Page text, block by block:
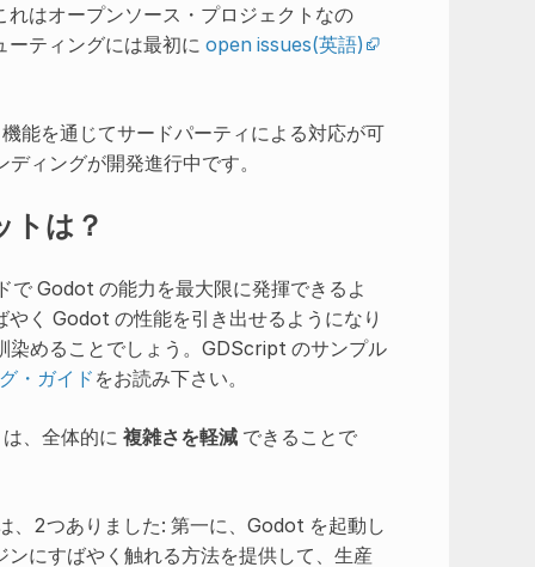
はオープンソース・プロジェクトなの
ティングには最初に open issues(英語)
を通じてサードパーティによる対応が可
ィングが開発進行中です。
トは？
Godot の能力を最大限に発揮できるよ
く Godot の性能を引き出せるようになり
めることでしょう。GDScript のサンプル
・ガイド をお読み下さい。
、全体的に 複雑さを軽減できることで
、2つありました: 第一に、Godot を起動し
にすばやく触れる方法を提供して、生産